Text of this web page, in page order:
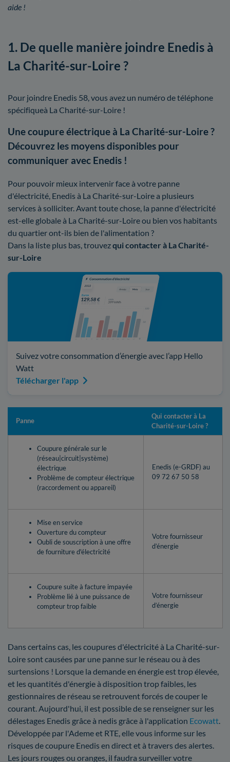
aide !
1. De quelle manière joindre Enedis à
La Charité-sur-Loire ?
Pour joindre Enedis 58, vous avez un numéro de téléphone
spécifiqueà La Charité-sur-Loire !
Une coupure électrique à La Charité-sur-Loire ?
Découvrez les moyens disponibles pour
communiquer avec Enedis !
Pour pouvoir mieux intervenir face à votre panne
d'électricité, Enedis à La Charité-sur-Loire a plusieurs
services à solliciter. Avant toute chose, la panne d'électricité
est-elle globale à La Charité-sur-Loire ou bien vos habitants
du quartier ont-ils bien de l'alimentation ?
Dans la liste plus bas, trouvezqui contacter à La Charité-
sur-Loire
Suivez votre consommation d’énergie avec l’app Hello
Watt
Télécharger l'app
Panne
Qui contacter à La
Charité-sur-Loire ?
Coupure générale sur le
(réseau|circuit|système)
électrique
Problème de compteur électrique
(raccordement ou appareil)
Enedis (e-GRDF) au
09 72 67 50 58
Mise en service
Ouverture du compteur
Oubli de souscription à une offre
de fourniture d'électricité
Votre fournisseur
d’énergie
Coupure suite à facture impayée
Problème lié à une puissance de
compteur trop faible
Votre fournisseur
d’énergie
Dans certains cas, les coupures d'électricité à La Charité-sur-
Loire sont causées par une panne sur le réseau ou à des
surtensions ! Lorsque la demande en énergie est trop élevée,
et les quantités d'énergie à disposition trop faibles, les
gestionnaires de réseau se retrouvent forcés de couper le
courant. Aujourd'hui, il est possible de se renseigner sur les
délestages Enedis grâce à nedis grâce à l'application Ecowatt.
Développée par l'Ademe et RTE, elle vous informe sur les
risques de coupure Enedis en direct et à travers des alertes.
Les jours rouges ou oranges, il faudra surveiller votre